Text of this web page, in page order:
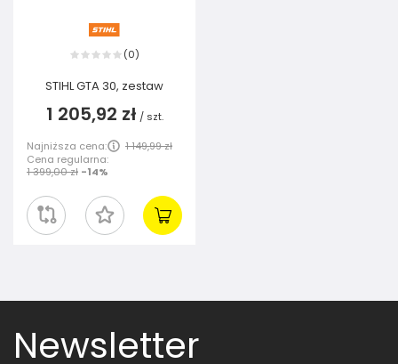
(0)
STIHL GTA 30, zestaw
1 205,92 zł / szt.
Najniższa cena:
1 149,99 zł
Cena regularna:
1 399,00 zł -14%
Newsletter